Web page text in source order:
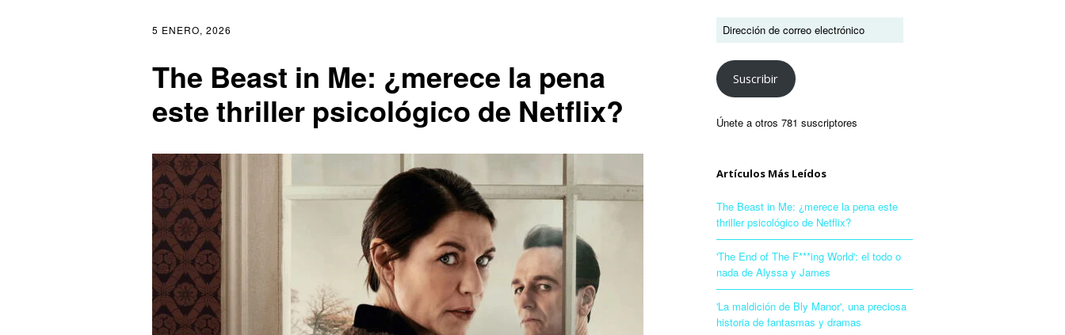
5 ENERO, 2026
The Beast in Me: ¿merece la pena
este thriller psicológico de Netflix?
Suscribir
Únete a otros 781 suscriptores
Artículos Más Leídos
The Beast in Me: ¿merece la pena este
thriller psicológico de Netflix?
'The End of The F***ing World': el todo o
nada de Alyssa y James
'La maldición de Bly Manor', una preciosa
historia de fantasmas y dramas